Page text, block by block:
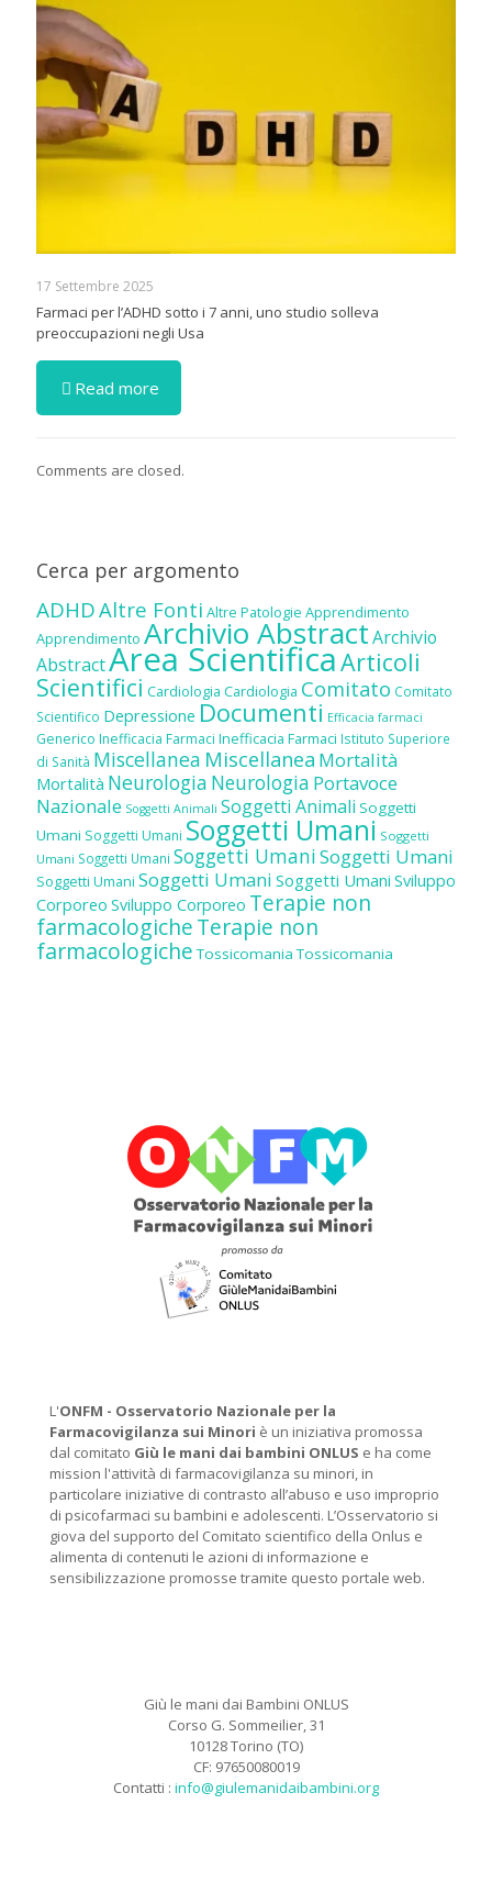
17 Settembre 2025
Farmaci per l’ADHD sotto i 7 anni, uno studio solleva
preoccupazioni negli Usa
Read more
Comments are closed.
Cerca per argomento
ADHDAltre Fonti Altre Patologie Apprendimento
Apprendimento Archivio AbstractArchivio
AbstractArea ScientificaArticoli
Scientifici Cardiologia Cardiologia Comitato Comitato
Scientifico Depressione Documenti Efficacia farmaci
Generico Inefficacia Farmaci Inefficacia Farmaci Istituto Superiore
di Sanità Miscellanea Miscellanea Mortalità
Mortalità Neurologia Neurologia Portavoce
Nazionale Soggetti Animali Soggetti Animali Soggetti
Umani Soggetti Umani Soggetti Umani Soggetti
Umani Soggetti Umani Soggetti UmaniSoggetti Umani
Soggetti Umani Soggetti Umani Soggetti Umani Sviluppo
Corporeo Sviluppo Corporeo Terapie non
farmacologicheTerapie non
farmacologiche Tossicomania Tossicomania
L'ONFM - Osservatorio Nazionale per la
Farmacovigilanza sui Minori è un iniziativa promossa
dal comitato Giù le mani dai bambini ONLUS e ha come
mission l'attività di farmacovigilanza su minori, in
particolare iniziative di contrasto all’abuso e uso improprio
di psicofarmaci su bambini e adolescenti. L’Osservatorio si
giova del supporto del Comitato scientifico della Onlus e
alimenta di contenuti le azioni di informazione e
sensibilizzazione promosse tramite questo portale web.
Giù le mani dai Bambini ONLUS
Corso G. Sommeilier, 31
10128 Torino (TO)
CF: 97650080019
Contatti : info@giulemanidaibambini.org